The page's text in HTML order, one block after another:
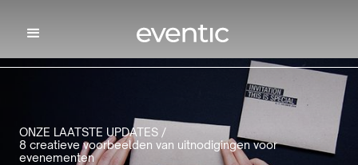
ONZE LAATSTE UPDATES /
8 creatieve voorbeelden van uitnodigingen voor
evenementen